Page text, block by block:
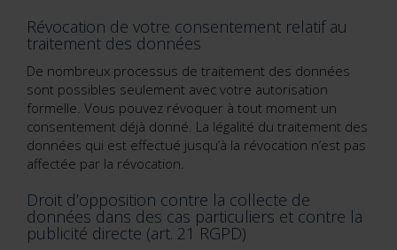
Révocation de votre consentement relatif au
traitement des données
De nombreux processus de traitement des données
sont possibles seulement avec votre autorisation
formelle. Vous pouvez révoquer à tout moment un
consentement déjà donné. La légalité du traitement des
données qui est effectué jusqu’à la révocation n’est pas
affectée par la révocation.
Droit d’opposition contre la collecte de
données dans des cas particuliers et contre la
publicité directe (art. 21 RGPD)